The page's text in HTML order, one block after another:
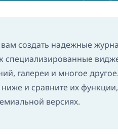
создать надежные
специализированные
галереи и многое
и сравните их
версиях.